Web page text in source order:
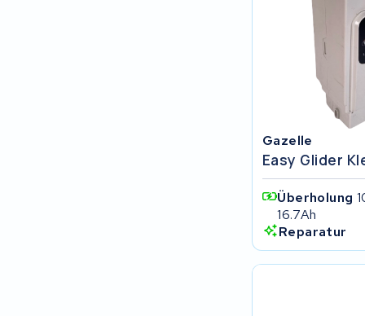
Gazelle
Easy Glider
Überholung
16.7Ah
Reparatur